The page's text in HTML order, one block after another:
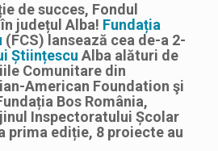
de succes, Fondul
județul Alba! Fundația
(FCS) lansează cea de-a 2-
Științescu Alba alături de
Comunitare din
American Foundation şi
Bos România,
Inspectoratului Școlar
prima ediție, 8 proiecte au